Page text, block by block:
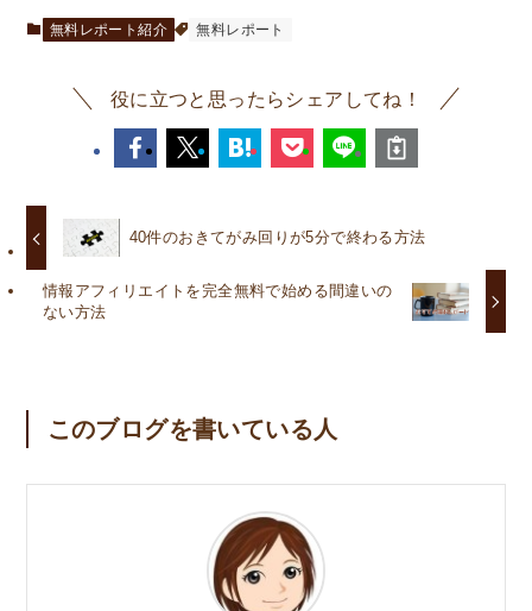
無料レポート紹介 無料レポート
役に立つと思ったらシェアしてね！
40件のおきてがみ回りが5分で終わる方法
情報アフィリエイトを完全無料で始める間違いの
ない方法
このブログを書いている人